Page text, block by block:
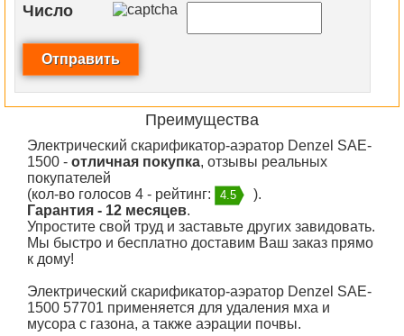
Число
Преимущества
Электрический скарификатор-аэратор Denzel SAE-
1500 - отличная покупка, отзывы реальных
покупателей
(кол-во голосов 4 - рейтинг:
4.5
).
Гарантия - 12 месяцев.
Упростите свой труд и заставьте других завидовать.
Мы быстро и бесплатно доставим Ваш заказ прямо
к дому!
Электрический скарификатор-аэратор Denzel SAE-
1500 57701 применяется для удаления мха и
мусора с газона, а также аэрации почвы.